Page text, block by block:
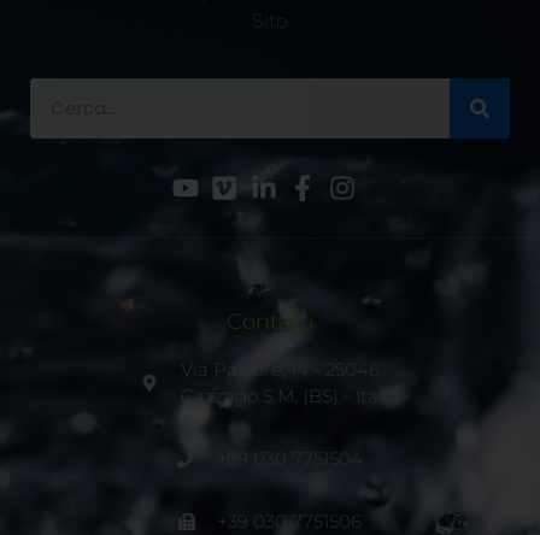
Sito
Contatti
Via Pastore, 14 - 25046
Cazzago S.M. (BS) - Italia
+39 030 7751504
+39 030 7751506